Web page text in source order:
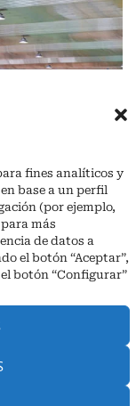
fines analíticos y
base a un perfil
(por ejemplo,
para más
de datos a
el botón “Aceptar”,
botón “Configurar”
15,5 M.I. (Córdoba)
| Telf. + 34 957 51
Babait Technology